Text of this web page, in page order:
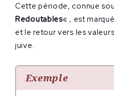
Cette période, connue
Redoutables« , est
et le retour vers les
juive.
Exemple